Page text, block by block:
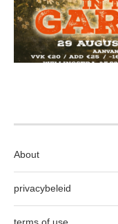
About
privacybeleid